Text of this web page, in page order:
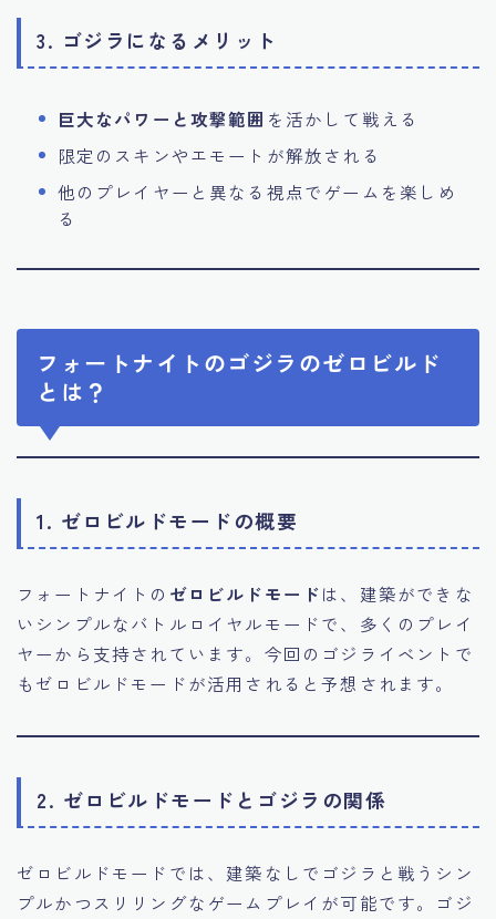
3. ゴジラになるメリット
巨大なパワーと攻撃範囲 を活かして戦える
限定のスキンやエモートが解放される
他のプレイヤーと異なる視点でゲームを楽しめ
る
フォートナイトのゴジラのゼロビルド
とは？
1. ゼロビルドモードの概要
フォートナイトの ゼロビルドモードは、建築ができな
いシンプルなバトルロイヤルモードで、多くのプレイ
ヤーから支持されています。今回のゴジライベントで
もゼロビルドモードが活用されると予想されます。
2. ゼロビルドモードとゴジラの関係
ゼロビルドモードでは、建築なしでゴジラと戦うシン
プルかつスリリングなゲームプレイが可能です。ゴジ